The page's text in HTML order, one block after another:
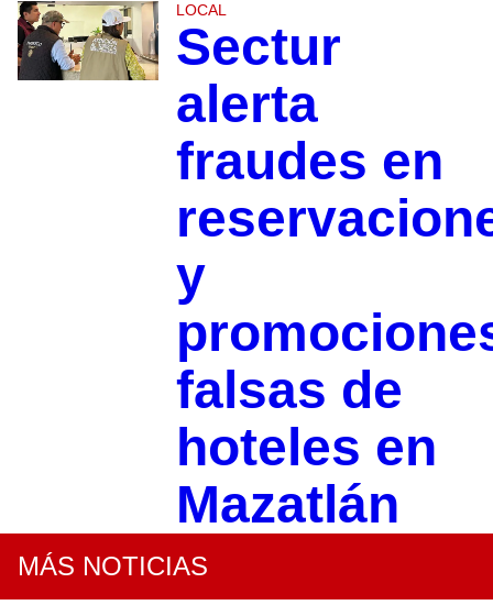
LOCAL
Sectur
alerta
fraudes en
y
falsas de
hoteles en
Mazatlán
MÁS NOTICIAS